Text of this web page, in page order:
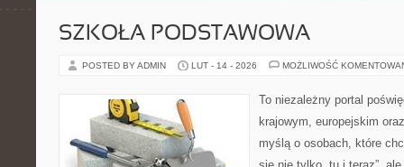
SZKOŁA PODSTAWOWA
POSTED BY ADMIN LUT - 14 - 2026 MOŻLIWOŚĆ
To niezależny portal
krajowym, europejskim
myślą o osobach, które